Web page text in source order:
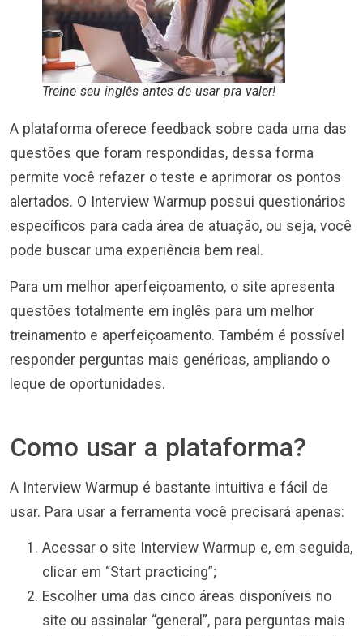
Treine seu inglês antes de usar pra valer!
A plataforma oferece feedback sobre cada uma das
questões que foram respondidas, dessa forma
permite você refazer o teste e aprimorar os pontos
alertados. O Interview Warmup possui questionários
específicos para cada área de atuação, ou seja, você
pode buscar uma experiência bem real.
Para um melhor aperfeiçoamento, o site apresenta
questões totalmente em inglês para um melhor
treinamento e aperfeiçoamento. Também é possível
responder perguntas mais genéricas, ampliando o
leque de oportunidades.
Como usar a plataforma?
A Interview Warmup é bastante intuitiva e fácil de
usar. Para usar a ferramenta você precisará apenas:
Acessar o site Interview Warmup e, em seguida,
clicar em “Start practicing”;
Escolher uma das cinco áreas disponíveis no
site ou assinalar “general”, para perguntas mais